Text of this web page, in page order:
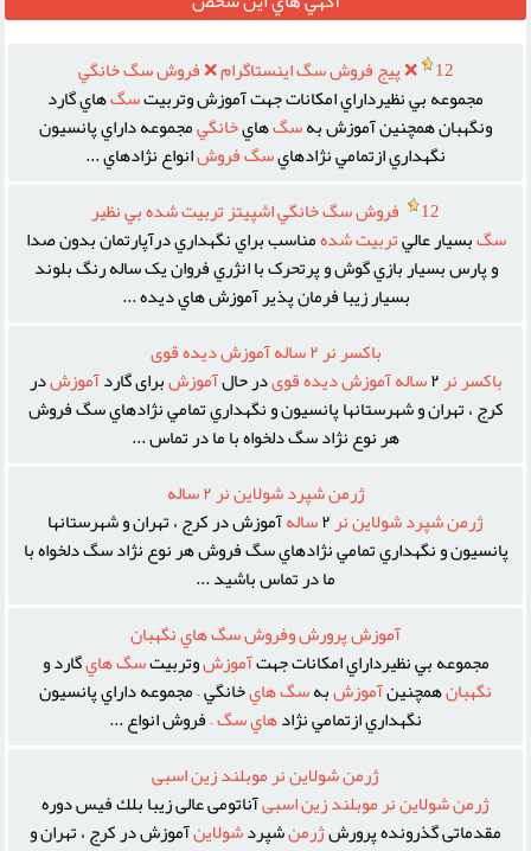
12 ❌ پيج فروش سگ اينستاگرام ❌ فروش سگ خانگي
مجموعه بي نظيرداراي امکانات جهت آموزش وتربيتسگهاي گارد
ونگهبان همچنين آموزش بهسگهايخانگيمجموعه داراي پانسيون
نگهداري ازتمامي نژادهايسگفروشانواع نژادهاي ...
12
فروش سگ خانگي اشپيتز تربيت شده بي نظير
سگبسيار عاليتربيتشدهمناسب براي نگهداري درآپارتمان بدون صدا
و پارس بسيار بازي گوش و پرتحرک با انژري فروان يک ساله رنگ بلوند
بسيار زيبا فرمان پذير آموزش هاي ديده ...
باكسر نر ٢ ساله آموزش ديده قوى
باكسرنر سالهآموزشديدهقوىدر حالآموزشبراى گاردآموزشدر
کرج ، تهران و شهرستانها پانسيون و نگهداري تمامي نژادهاي سگ فروش
هر نوع نژاد سگ دلخواه با ما در تماس ...
ژرمن شپرد شولاين نر ٢ ساله
ژرمنشپردشولايننر٢ سالهآموزش در کرج ، تهران و شهرستانها
پانسيون و نگهداري تمامي نژادهاي سگ فروش هر نوع نژاد سگ دلخواه با
ما در تماس باشيد ...
آموزش پرورش وفروش سگ هاي نگهبان
مجموعه بي نظيرداراي امکانات جهتآموزشوتربيتسگهايگارد و
نگهبانهمچنينآموزشبهسگهايخانگي – مجموعه داراي پانسيون
نگهداري ازتمامي نژادهايسگ– فروش انواع ...
ژرمن شولاين نر موبلند زين اسبى
ژرمنشولايننرموبلندزيناسبىآناتومى عالى زيبا بلك فيس دوره
مقدماتى گذرونده پرورشژرمنشپردشولاينآموزش در کرج ، تهران و